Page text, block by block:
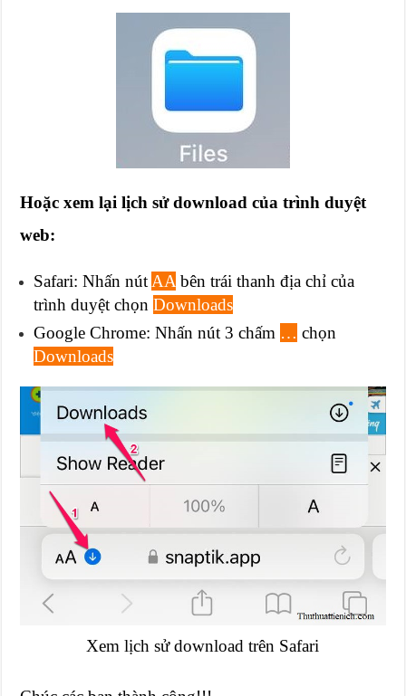
Hoặc xem lại lịch sử download của trình duyệt
web:
Safari: Nhấn nút AA bên trái thanh địa chỉ của
trình duyệt chọnDownloads
Google Chrome: Nhấn nút 3 chấm … chọn
Downloads
Xem lịch sử download trên Safari